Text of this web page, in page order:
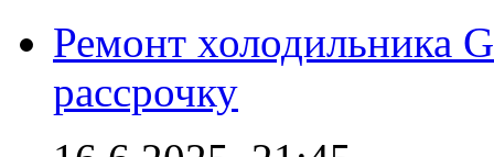
Ремонт холодильника
рассрочку